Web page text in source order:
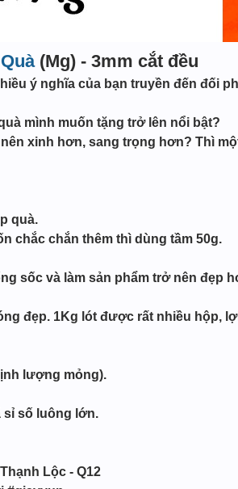
(Mg) - 3mm cắt đều
ý nghĩa của bạn truyền đến đối
mình muốn tặng trở lên nổi bật?
xinh hơn, sang trọng hơn? Thì
quà.
chắc chắn thêm thì dùng tầm 50g.
sốc và làm sản phẩm trở nên đẹp
đẹp. 1Kg lót được rất nhiều hộp,
lượng mỏng).
sỉ số luông lớn.
Lộc - Q12